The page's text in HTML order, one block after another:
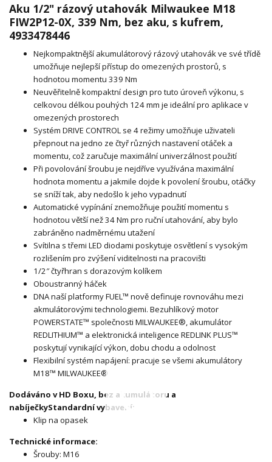
Aku 1/2" rázový utahovák Milwaukee M18
FIW2P12-0X, 339 Nm, bez aku, s kufrem,
4933478446
Nejkompaktnější akumulátorový rázový utahovák ve své třídě
umožňuje nejlepší přístup do omezených prostorů, s
hodnotou momentu 339 Nm
Neuvěřitelně kompaktní design pro tuto úroveň výkonu, s
celkovou délkou pouhých 124 mm je ideální pro aplikace v
omezených prostorech
Systém DRIVE CONTROL se 4 režimy umožňuje uživateli
přepnout na jedno ze čtyř různých nastavení otáček a
momentu, což zaručuje maximální univerzálnost použití
Při povolování šroubu je nejdříve využívána maximální
hodnota momentu a jakmile dojde k povolení šroubu, otáčky
se sníží tak, aby nedošlo k jeho vypadnutí
Automatické vypínání znemožňuje použití momentu s
hodnotou větší než 34 Nm pro ruční utahování, aby bylo
zabráněno nadměrnému utažení
Svítilna s třemi LED diodami poskytuje osvětlení s vysokým
rozlišením pro zvýšení viditelnosti na pracovišti
1/2″ čtyřhran s dorazovým kolíkem
Oboustranný háček
DNA naší platformy FUEL™ nově definuje rovnováhu mezi
akmulátorovými technologiemi. Bezuhlíkový motor
POWERSTATE™ společnosti MILWAUKEE®, akumulátor
REDLITHIUM™ a elektronická inteligence REDLINK PLUS™
poskytují vynikající výkon, dobu chodu a odolnost
Flexibilní systém napájení: pracuje se všemi akumulátory
M18™ MILWAUKEE®
Dodáváno v HD Boxu, bez akumulátoru a
nabíječkyStandardní vybavení:
Klip na opasek
Technické informace:
Šrouby: M16